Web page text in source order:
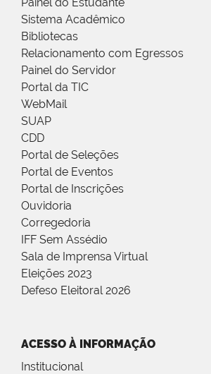
Sistema Acadêmico
Bibliotecas
Relacionamento com Egressos
Painel do Servidor
Portal da TIC
WebMail
SUAP
CDD
Portal de Seleções
Portal de Eventos
Portal de Inscrições
Ouvidoria
Corregedoria
IFF Sem Assédio
Sala de Imprensa Virtual
Eleições 2023
Defeso Eleitoral 2026
ACESSO À INFORMAÇÃO
Institucional